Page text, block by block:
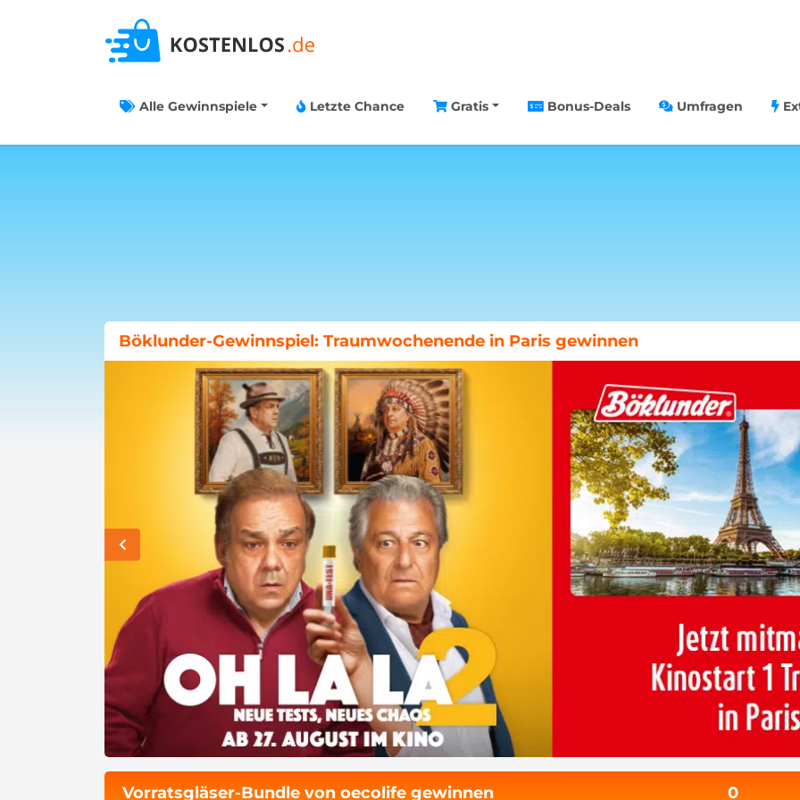
Alle Gewinnspiele Letzte Chance Gratis Bonus-Deals Umfragen
Böklunder-Gewinnspiel: Traumwochenende in Paris gewinnen
Vorratsgläser-Bundle von oecolife gewinnen 0